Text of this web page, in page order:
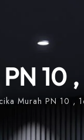
10
Murah PN 10 ,